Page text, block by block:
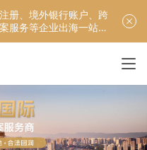
册、境外银行账户、跨
服务等企业出海一站式